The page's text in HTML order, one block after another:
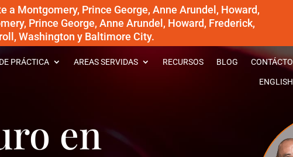
a Montgomery, Prince George, Anne Arundel, Howard,
Prince George, Anne Arundel, Howard, Frederick,
Washington y Baltimore City.
PRÁCTICA AREAS SERVIDAS RECURSOS BLOG CONTÁCTO
ENGLISH
en